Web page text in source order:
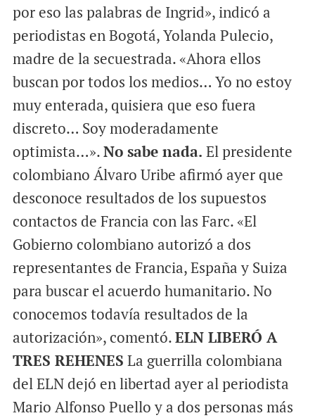
por eso las palabras de Ingrid», indicó a
periodistas en Bogotá, Yolanda Pulecio,
madre de la secuestrada. «Ahora ellos
buscan por todos los medios… Yo no estoy
muy enterada, quisiera que eso fuera
discreto… Soy moderadamente
optimista…».No sabe nada. El presidente
colombiano Álvaro Uribe afirmó ayer que
desconoce resultados de los supuestos
contactos de Francia con las Farc. «El
Gobierno colombiano autorizó a dos
representantes de Francia, España y Suiza
para buscar el acuerdo humanitario. No
conocemos todavía resultados de la
autorización», comentó.ELN LIBERÓ A
TRES REHENES La guerrilla colombiana
del ELN dejó en libertad ayer al periodista
Mario Alfonso Puello y a dos personas más